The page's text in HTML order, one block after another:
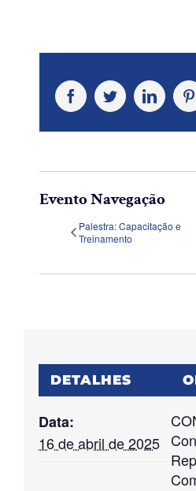
FacebookTwitter
Evento Navegação
Palestra: Capacitação e
Treinamento
DETALHES
Data:
16 de abril de 2025